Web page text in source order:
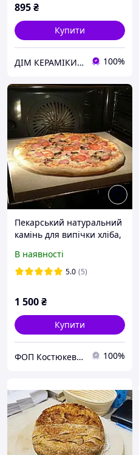
895₴
Купити
ДІМ КЕРАМІКИ Shostak 100%
Пекарський натуральний
камінь для випічки хліба,
будь-яких розмірах під
замовлення)
В наявності
5.0 (5)
1 500₴
Купити
ФОП Костюкевич М.Є. 100%